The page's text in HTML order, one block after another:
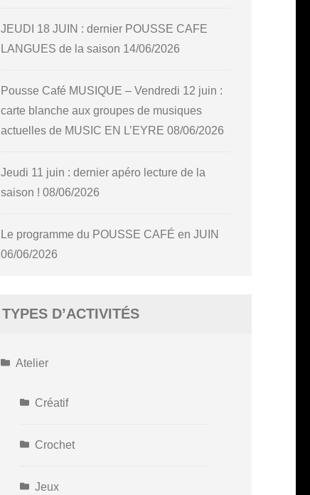
JEUDI 18 JUIN : dernier POUSSE CAFE
LANGUES de la saison 14/06/2026
Pousse Café MUSIQUE – Vendredi 12 juin :
carte blanche aux groupes de musiques
actuelles de MUSIC EN L’EYRE 08/06/2026
Jeudi 11 juin : dernier apéro lecture de la
saison ! 08/06/2026
Le programme du POUSSE CAFÉ en JUIN
06/06/2026
TYPES D’ACTIVITÉS
Atelier
Créatif
Crochet
Jeux